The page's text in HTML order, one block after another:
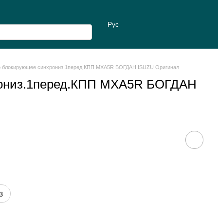
Рус
блокирующее синхрониз.1перед.КПП МХА5R БОГДАН ISUZU Оригинал
МХА5R БОГДАН